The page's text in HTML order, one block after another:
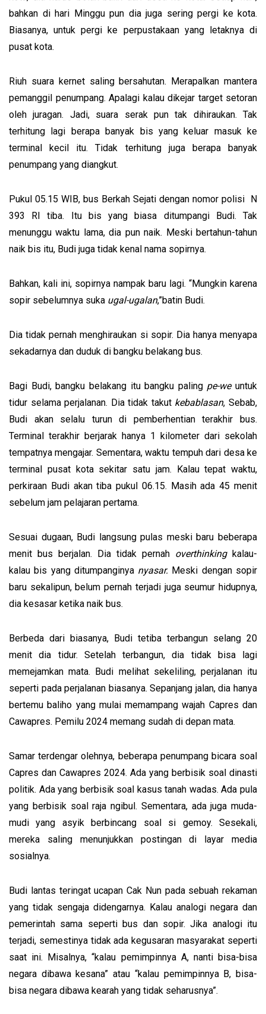
bahkan di hari Minggu pun dia juga sering pergi ke kota.
Biasanya, untuk pergi ke perpustakaan yang letaknya di
pusat kota.
Riuh suara kernet saling bersahutan. Merapalkan mantera
pemanggil penumpang. Apalagi kalau dikejar target setoran
oleh juragan. Jadi, suara serak pun tak dihiraukan. Tak
terhitung lagi berapa banyak bis yang keluar masuk ke
terminal kecil itu. Tidak terhitung juga berapa banyak
penumpang yang diangkut.
Pukul 05.15 WIB, bus Berkah Sejati dengan nomor polisi N
393 RI tiba. Itu bis yang biasa ditumpangi Budi. Tak
menunggu waktu lama, dia pun naik. Meski bertahun-tahun
naik bis itu, Budi juga tidak kenal nama sopirnya.
Bahkan, kali ini, sopirnya nampak baru lagi. “Mungkin karena
sopir sebelumnya suka ugal-ugalan,”batin Budi.
Dia tidak pernah menghiraukan si sopir. Dia hanya menyapa
sekadarnya dan duduk di bangku belakang bus.
Bagi Budi, bangku belakang itu bangku paling pe-we untuk
tidur selama perjalanan. Dia tidak takut kebablasan, Sebab,
Budi akan selalu turun di pemberhentian terakhir bus.
Terminal terakhir berjarak hanya 1 kilometer dari sekolah
tempatnya mengajar. Sementara, waktu tempuh dari desa ke
terminal pusat kota sekitar satu jam. Kalau tepat waktu,
perkiraan Budi akan tiba pukul 06.15. Masih ada 45 menit
sebelum jam pelajaran pertama.
Sesuai dugaan, Budi langsung pulas meski baru beberapa
menit bus berjalan. Dia tidak pernah overthinking kalau-
kalau bis yang ditumpanginya nyasar. Meski dengan sopir
baru sekalipun, belum pernah terjadi juga seumur hidupnya,
dia kesasar ketika naik bus.
Berbeda dari biasanya, Budi tetiba terbangun selang 20
menit dia tidur. Setelah terbangun, dia tidak bisa lagi
memejamkan mata. Budi melihat sekeliling, perjalanan itu
seperti pada perjalanan biasanya. Sepanjang jalan, dia hanya
bertemu baliho yang mulai memampang wajah Capres dan
Cawapres. Pemilu 2024 memang sudah di depan mata.
Samar terdengar olehnya, beberapa penumpang bicara soal
Capres dan Cawapres 2024. Ada yang berbisik soal dinasti
politik. Ada yang berbisik soal kasus tanah wadas. Ada pula
yang berbisik soal raja ngibul. Sementara, ada juga muda-
mudi yang asyik berbincang soal si gemoy. Sesekali,
mereka saling menunjukkan postingan di layar media
sosialnya.
Budi lantas teringat ucapan Cak Nun pada sebuah rekaman
yang tidak sengaja didengarnya. Kalau analogi negara dan
pemerintah sama seperti bus dan sopir. Jika analogi itu
terjadi, semestinya tidak ada kegusaran masyarakat seperti
saat ini. Misalnya, “kalau pemimpinnya A, nanti bisa-bisa
negara dibawa kesana” atau “kalau pemimpinnya B, bisa-
bisa negara dibawa kearah yang tidak seharusnya”.